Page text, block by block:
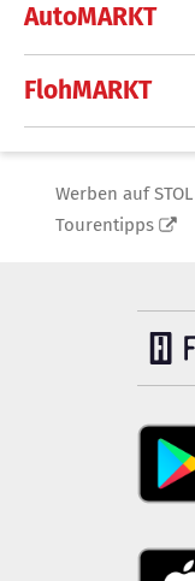
AutoMARKT
FlohMARKT
Werben auf STOL
Tourentipps